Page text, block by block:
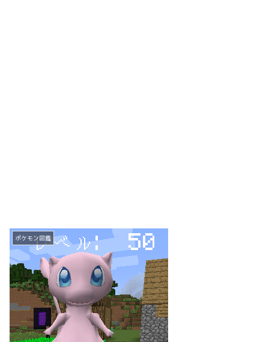
ポケモン図鑑